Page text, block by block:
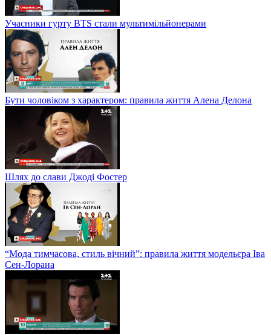
Учасники гурту BTS стали мультимільйонерами
Бути чоловіком з характером: правила життя Алена Делона
Шлях до слави Джоді Фостер
“Мода тимчасова, стиль вічний”: правила життя модельєра Іва
Сен-Лорана